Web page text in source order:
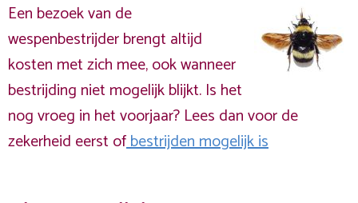
Een bezoek van de
wespenbestrijder brengt altijd
kosten met zich mee, ook wanneer
bestrijding niet mogelijk blijkt. Is het
nog vroeg in het voorjaar? Lees dan voor de
zekerheid eerst ofbestrijden mogelijk is